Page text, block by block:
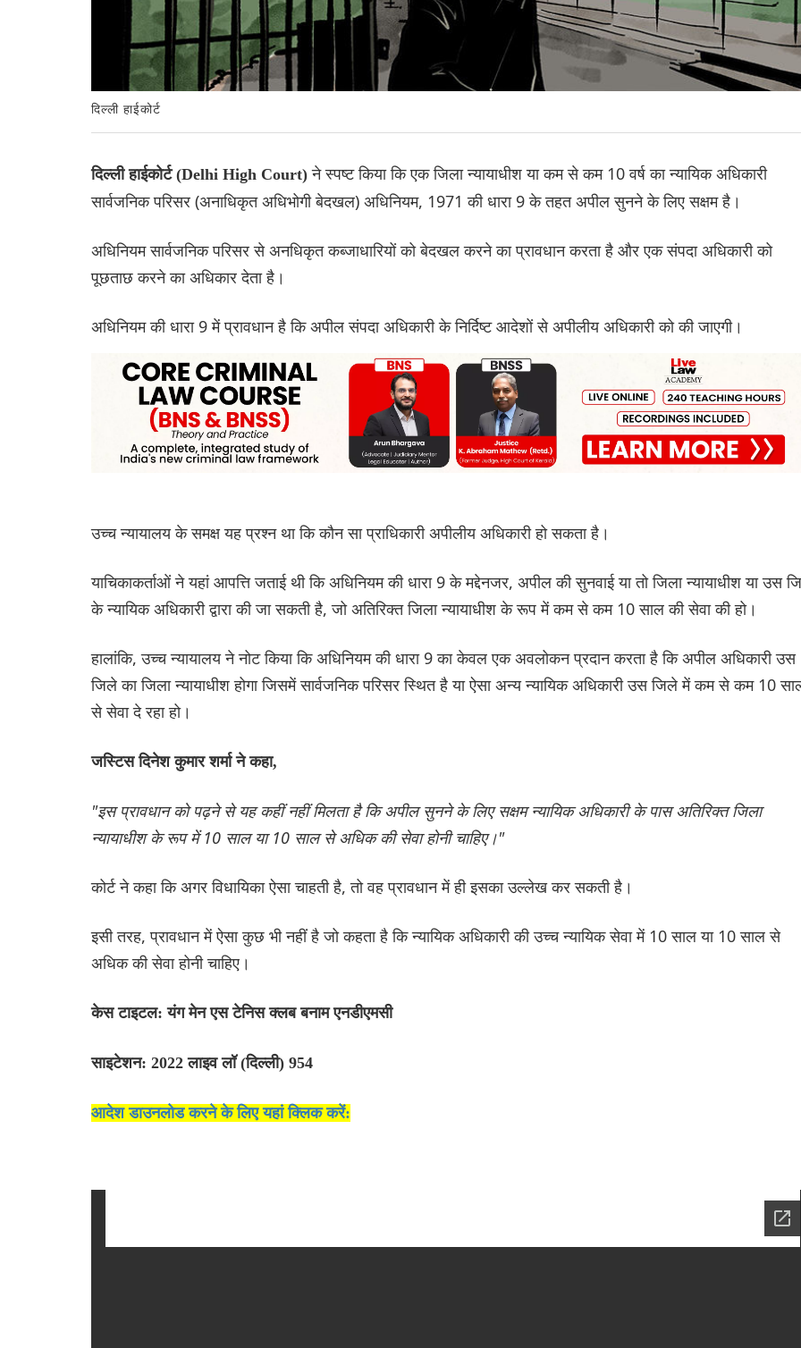
दिल्ली हाईकोर्ट
दिल्ली हाईकोर्ट (Delhi High Court)ने स्पष्ट किया कि एक जिला न्यायाधीश या कम से कम 10 वर्ष का न्यायिक अधिकारी
सार्वजनिक परिसर (अनाधिकृत अधिभोगी बेदखल) अधिनियम, 1971 की धारा 9 के तहत अपील सुनने के लिए सक्षम है।
अधिनियम सार्वजनिक परिसर से अनधिकृत कब्जाधारियों को बेदखल करने का प्रावधान करता है और एक संपदा अधिकारी को
पूछताछ करने का अधिकार देता है।
अधिनियम की धारा 9 में प्रावधान है कि अपील संपदा अधिकारी के निर्दिष्ट आदेशों से अपीलीय अधिकारी को की जाएगी।
उच्च न्यायालय के समक्ष यह प्रश्न था कि कौन सा प्राधिकारी अपीलीय अधिकारी हो सकता है।
याचिकाकर्ताओं ने यहां आपत्ति जताई थी कि अधिनियम की धारा 9 के मद्देनजर, अपील की सुनवाई या तो जिला न्यायाधीश या उस
के न्यायिक अधिकारी द्वारा की जा सकती है, जो अतिरिक्त जिला न्यायाधीश के रूप में कम से कम 10 साल की सेवा की हो।
हालांकि, उच्च न्यायालय ने नोट किया कि अधिनियम की धारा 9 का केवल एक अवलोकन प्रदान करता है कि अपील अधिकारी उस
जिले का जिला न्यायाधीश होगा जिसमें सार्वजनिक परिसर स्थित है या ऐसा अन्य न्यायिक अधिकारी उस जिले में कम से कम 10
से सेवा दे रहा हो।
जस्टिस दिनेश कुमार शर्मा ने कहा,
"इस प्रावधान को पढ़ने से यह कहीं नहीं मिलता है कि अपील सुनने के लिए सक्षम न्यायिक अधिकारी के पास अतिरिक्त जिला
न्यायाधीश के रूप में 10 साल या 10 साल से अधिक की सेवा होनी चाहिए।"
कोर्ट ने कहा कि अगर विधायिका ऐसा चाहती है, तो वह प्रावधान में ही इसका उल्लेख कर सकती है।
इसी तरह, प्रावधान में ऐसा कुछ भी नहीं है जो कहता है कि न्यायिक अधिकारी की उच्च न्यायिक सेवा में 10 साल या 10 साल से
अधिक की सेवा होनी चाहिए।
केस टाइटल: यंग मेन एस टेनिस क्लब बनाम एनडीएमसी
साइटेशन: 2022 लाइव लॉ (दिल्ली) 954
आदेश डाउनलोड करने के लिए यहां क्लिक करें: